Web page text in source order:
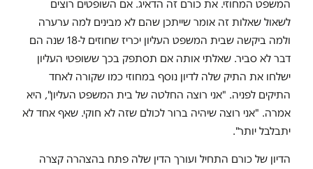
המשפט המחוזי. את כורם זה הדאיג. אם השופטים רוצים
לשאול שאלות זה אומר שייתכן שהם לא מבינים למה ערערה
ולמה ביקשה שבית המשפט העליון יכריז שחוזים ל-18 שנה הם
דבר לא סביר. שאלתי אותה אם תסתפק בכך ששופטי העליון
ישלחו את התיק שלה לדיון נוסף במחוזי כמו שקורה לאחד
התיקים לפניה. "אני רוצה החלטה של בית המשפט העליון", היא
אמרה. "אני רוצה שיהיה ברור לכולם שזה לא חוקי. שאף אחד לא
יתבלבל יותר".
הדיון של כורם התחיל ועורך הדין שלה פתח בהצהרה קצרה